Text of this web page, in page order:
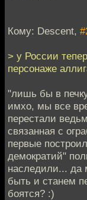
Кому: Descent,
> у России
персонаже
"лишь бы в
имхо, мы все
перестали
связанная с
первые
демократий"
наследили... да
быть и станем
боятся? :)